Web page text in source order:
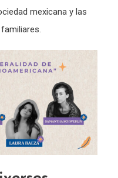
mexicana y las